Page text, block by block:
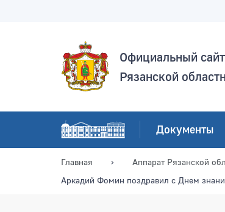
Официальный сайт
Рязанской
Документы
Главная Аппарат Рязанской
Аркадий Фомин поздравил с Днем